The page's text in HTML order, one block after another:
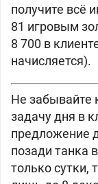
получите всё
81 игровым
8 700 в
начисляется).
Не забывайте
задачу дня в
предложение
позади танка
только сутки,